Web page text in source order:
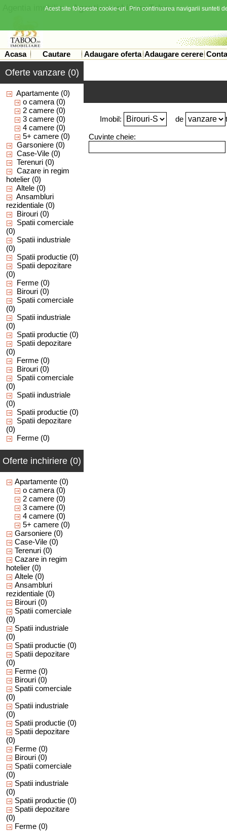
Agentia imobiliara Agentia imobiliara Taboo
Acasa Cautare Adaugare oferta Adaugare cerere
Oferte vanzare (0)
Apartamente (0)
o camera (0)
2 camere (0)
3 camere (0)
4 camere (0)
5+ camere (0)
Garsoniere (0)
Case-Vile (0)
Terenuri (0)
Cazare in regim
hotelier (0)
Altele (0)
Ansambluri
rezidentiale (0)
Birouri (0)
Spatii comerciale
(0)
Spatii industriale
(0)
Spatii productie (0)
Spatii depozitare
(0)
Ferme (0)
Birouri (0)
Spatii comerciale
(0)
Spatii industriale
(0)
Spatii productie (0)
Spatii depozitare
(0)
Ferme (0)
Birouri (0)
Spatii comerciale
(0)
Spatii industriale
(0)
Spatii productie (0)
Spatii depozitare
(0)
Ferme (0)
Oferte inchiriere (0)
Apartamente (0)
o camera (0)
2 camere (0)
3 camere (0)
4 camere (0)
5+ camere (0)
Garsoniere (0)
Case-Vile (0)
Terenuri (0)
Cazare in regim
hotelier (0)
Altele (0)
Ansambluri
rezidentiale (0)
Birouri (0)
Spatii comerciale
(0)
Spatii industriale
(0)
Spatii productie (0)
Spatii depozitare
(0)
Ferme (0)
Birouri (0)
Spatii comerciale
(0)
Spatii industriale
(0)
Spatii productie (0)
Spatii depozitare
(0)
Ferme (0)
Birouri (0)
Spatii comerciale
(0)
Spatii industriale
(0)
Spatii productie (0)
Spatii depozitare
(0)
Ferme (0)
Imobil: de
Cuvinte cheie:
Acest site foloseste cookie-uri. Prin continuarea navigarii sunteti